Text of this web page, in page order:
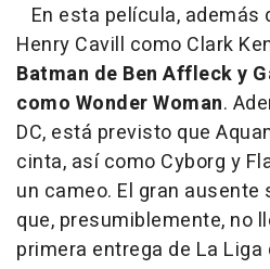
En esta película, además
Henry Cavill como Clark
Batman de Ben Affleck y
como Wonder Woman.
DC, está previsto que
cinta, así como Cyborg y
un cameo. El gran ausente
que, presumiblemente, no
primera entrega de La